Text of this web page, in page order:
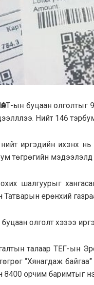
ын буцaaн олголтыг
Нийт 146
иргэдийн ихэнх
төгрөгийн
шалгуурыг
Татварын ерөнхий
буцаан олголт хэзээ
талаар ТЕГ-ын
“Хянагдаж
8400 орчим баримтыг